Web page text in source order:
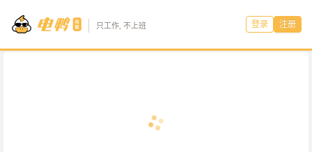
只工作, 不上班 登录 注册